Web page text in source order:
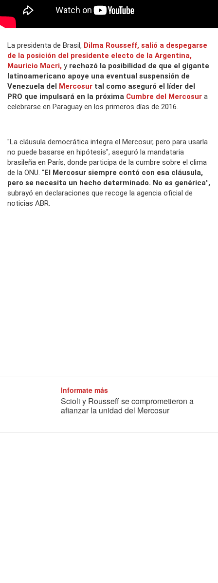
La presidenta de Brasil, Dilma Rousseff, salió a despegarse
de la posición del presidente electo de la Argentina,
Mauricio Macri, y rechazó la posibilidad de que el gigante
latinoamericano apoye una eventual suspensión de
Venezuela del Mercosur tal como aseguró el líder del
PRO que impulsará en la próxima Cumbre del Mercosur a
celebrarse en Paraguay en los primeros días de 2016.
"La cláusula democrática integra el Mercosur, pero para usarla
no puede basarse en hipótesis", aseguró la mandataria
brasileña en París, donde participa de la cumbre sobre el clima
de la ONU. "El Mercosur siempre contó con esa cláusula,
pero se necesita un hecho determinado. No es genérica",
subrayó en declaraciones que recoge la agencia oficial de
noticias ABR.
Informate más
Scioli y Rousseff se comprometieron a
afianzar la unidad del Mercosur